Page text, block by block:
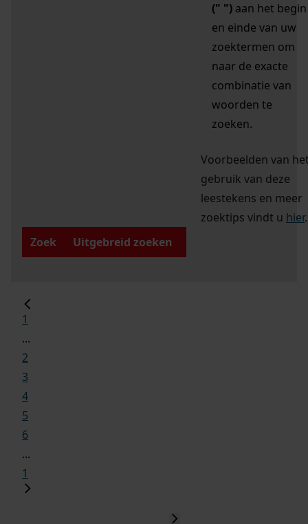
(" ") aan het begin
en einde van uw
zoektermen om
naar de exacte
combinatie van
woorden te
zoeken.
Voorbeelden van
gebruik van deze
leestekens en meer
zoektips vindt u hier.
Zoek
Uitgebreid zoeken
1
...
2
3
4
5
6
...
1